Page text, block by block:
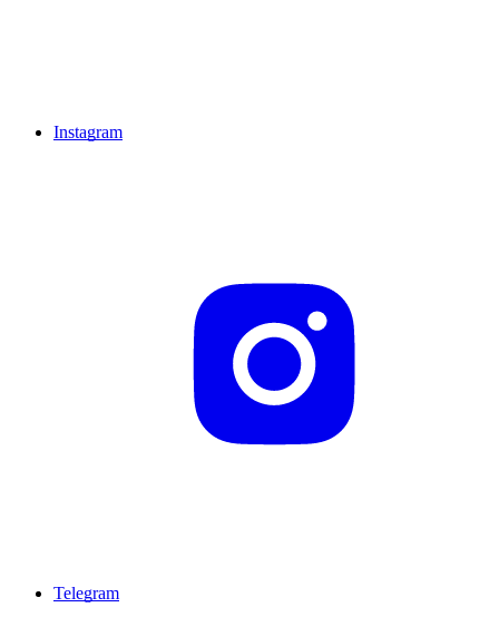
Instagram
Telegram